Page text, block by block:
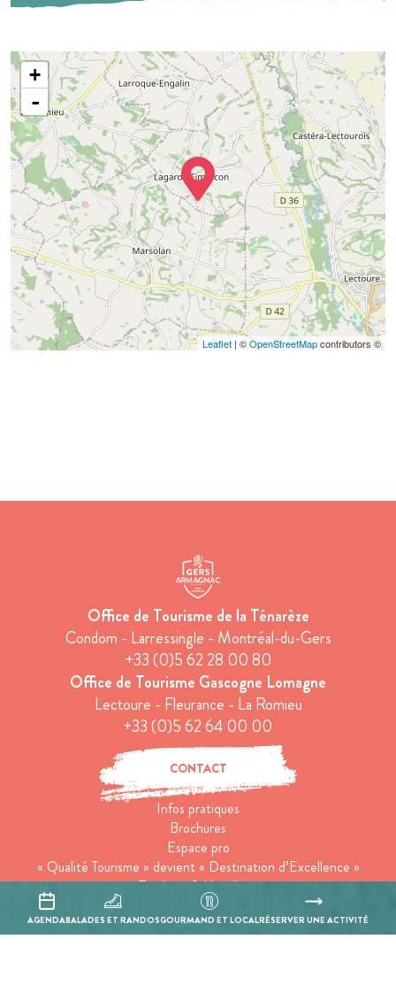
AGENDABALADES ET RANDOSGOURMAND ET LOCALRÉSERVER UNE ACTIVITÉ
+
-
Leaflet | ©OpenStreetMapcontributors ©
Office de Tourisme de la Ténarèze
Condom - Larressingle - Montréal-du-Gers
+33 (0)5 62 28 00 80
Office de Tourisme Gascogne Lomagne
Lectoure - Fleurance - La Romieu
+33 (0)5 62 64 00 00
CONTACT
Infos pratiques
Brochures
Espace pro
« Qualité Tourisme » devient « Destination d’Excellence »
Tourisme & Handicap
Tourisme responsable
Groupes